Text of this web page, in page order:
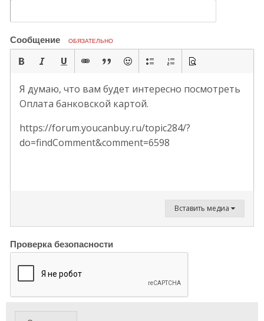
Сообщение ОБЯЗАТЕЛЬНО
Я думаю, что вам будет интересно посмотреть
Оплата банковской картой.
https://forum.youcanbuy.ru/topic284/?
do=findComment&comment=6598
Вставить медиа
Проверка безопасности